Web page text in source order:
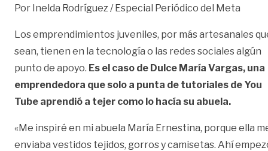
Por Inelda Rodríguez / Especial Periódico del Meta
Los emprendimientos juveniles, por más artesanales
sean, tienen en la tecnología o las redes sociales algún
punto de apoyo. Es el caso de Dulce María Vargas, una
emprendedora que solo a punta de tutoriales de You
Tube aprendió a tejer como lo hacía su abuela.
«Me inspiré en mi abuela María Ernestina, porque ella
enviaba vestidos tejidos, gorros y camisetas. Ahí